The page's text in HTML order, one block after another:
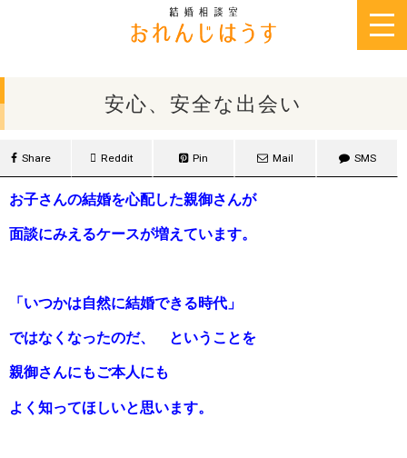
安心、安全な出会い
Share Reddit Pin Mail SMS
お子さんの結婚を心配した親御さんが
面談にみえるケースが増えています。
「いつかは自然に結婚できる時代」
ではなくなったのだ、 ということを
親御さんにもご本人にも
よく知ってほしいと思います。